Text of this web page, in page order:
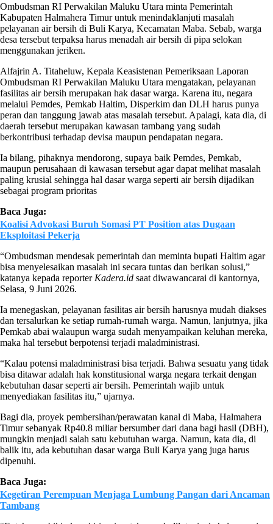
Ombudsman RI Perwakilan Maluku Utara minta Pemerintah
Kabupaten Halmahera Timur untuk menindaklanjuti masalah
pelayanan air bersih di Buli Karya, Kecamatan Maba. Sebab, warga
desa tersebut terpaksa harus menadah air bersih di pipa selokan
menggunakan jeriken.
Alfajrin A. Titaheluw, Kepala Keasistenan Pemeriksaan Laporan
Ombudsman RI Perwakilan Maluku Utara mengatakan, pelayanan
fasilitas air bersih merupakan hak dasar warga. Karena itu, negara
melalui Pemdes, Pemkab Haltim, Disperkim dan DLH harus punya
peran dan tanggung jawab atas masalah tersebut. Apalagi, kata dia, di
daerah tersebut merupakan kawasan tambang yang sudah
berkontribusi terhadap devisa maupun pendapatan negara.
Ia bilang, pihaknya mendorong, supaya baik Pemdes, Pemkab,
maupun perusahaan di kawasan tersebut agar dapat melihat masalah
paling krusial sehingga hal dasar warga seperti air bersih dijadikan
sebagai program prioritas
Baca Juga:
Koalisi Advokasi Buruh Somasi PT Position atas Dugaan
Eksploitasi Pekerja
“Ombudsman mendesak pemerintah dan meminta bupati Haltim agar
bisa menyelesaikan masalah ini secara tuntas dan berikan solusi,”
katanya kepada reporter Kadera.id saat diwawancarai di kantornya,
Selasa, 9 Juni 2026.
Ia menegaskan, pelayanan fasilitas air bersih harusnya mudah diakses
dan tersalurkan ke setiap rumah-rumah warga. Namun, lanjutnya, jika
Pemkab abai walaupun warga sudah menyampaikan keluhan mereka,
maka hal tersebut berpotensi terjadi maladministrasi.
“Kalau potensi maladministrasi bisa terjadi. Bahwa sesuatu yang tidak
bisa ditawar adalah hak konstitusional warga negara terkait dengan
kebutuhan dasar seperti air bersih. Pemerintah wajib untuk
menyediakan fasilitas itu,” ujarnya.
Bagi dia, proyek pembersihan/perawatan kanal di Maba, Halmahera
Timur sebanyak Rp40.8 miliar bersumber dari dana bagi hasil (DBH),
mungkin menjadi salah satu kebutuhan warga. Namun, kata dia, di
balik itu, ada kebutuhan dasar warga Buli Karya yang juga harus
dipenuhi.
Baca Juga:
Kegetiran Perempuan Menjaga Lumbung Pangan dari Ancaman
Tambang